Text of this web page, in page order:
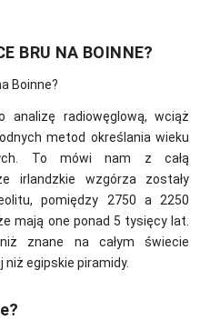
BRU NA BOINNE?
analizę radiowęglową, wciąż
metod określania wieku
To mówi nam z całą
irlandzkie wzgórza zostały
pomiędzy 2750 a 2250
mają one ponad 5 tysięcy lat.
znane na całym świecie
egipskie piramidy.